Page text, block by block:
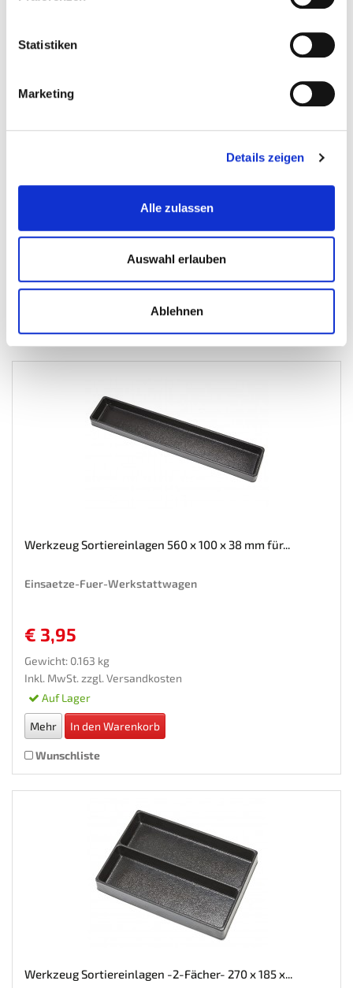
Statistiken
Marketing
Details zeigen
Alle zulassen
Auswahl erlauben
Ablehnen
Gewicht: 0.118 kg
Werkzeug Sortiereinlagen 560 x 100 x 38 mm für...
Einsaetze-Fuer-Werkstattwagen
€ 3,95
Gewicht: 0.163 kg
Inkl. MwSt. zzgl. Versandkosten
Auf Lager
Mehr In den Warenkorb
Wunschliste
Werkzeug Sortiereinlagen -2-Fächer- 270 x 185 x...